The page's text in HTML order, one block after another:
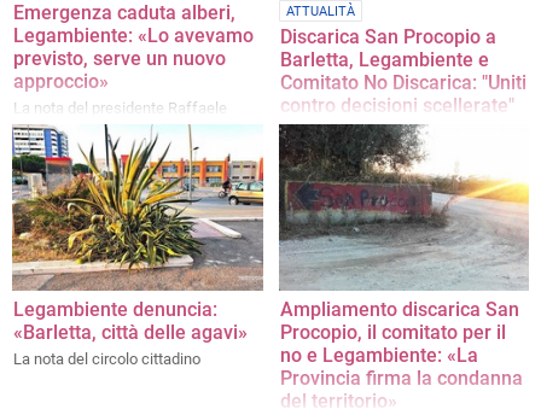
Emergenza caduta alberi,
Legambiente: «Lo avevamo
previsto, serve un nuovo
approccio»
La nota del presidente Raffaele
Corvasce
ATTUALITÀ
Discarica San Procopio a
Barletta, Legambiente e
Comitato No Discarica: "Uniti
contro decisioni scellerate"
Il commento dell'associazionismo
ambientalista dopo il consiglio
comunale di martedì
Legambiente denuncia:
«Barletta, città delle agavi»
La nota del circolo cittadino
Ampliamento discarica San
Procopio, il comitato per il
no e Legambiente: «La
Provincia firma la condanna
del territorio»